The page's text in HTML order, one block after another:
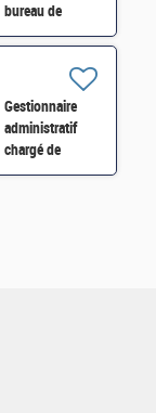
bureau de
l'expertise
industrielle au
SBDU-SI-
SDBU-016 H/F
Gestionnaire
administratif
chargé de
maintenances